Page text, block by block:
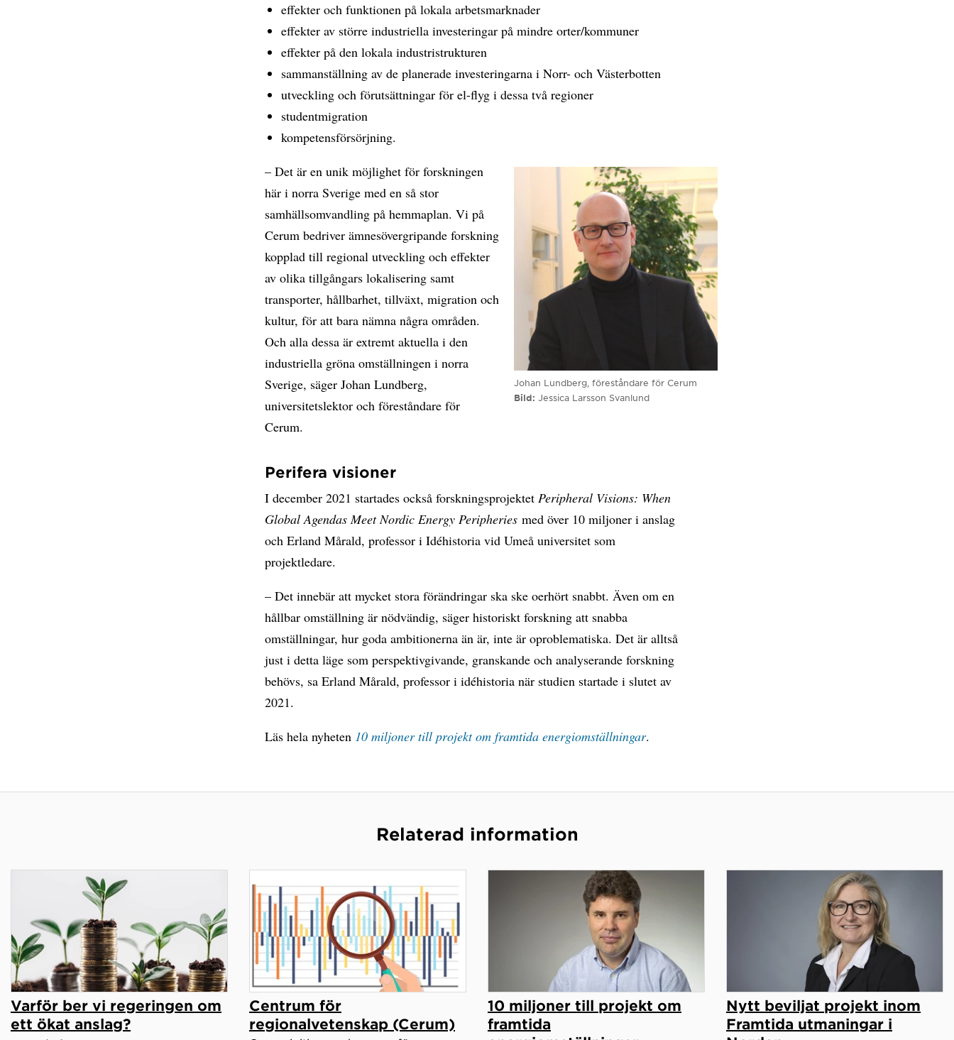
effekter och funktionen på lokala arbetsmarknader
effekter av större industriella investeringar på mindre orter/kommuner
effekter på den lokala industristrukturen
sammanställning av de planerade investeringarna i Norr- och Västerbotten
utveckling och förutsättningar för el-flyg i dessa två regioner
studentmigration
kompetensförsörjning.
Johan Lundberg, föreståndare för Cerum
Bild Jessica Larsson Svanlund
– Det är en unik möjlighet för forskningen
här i norra Sverige med en så stor
samhällsomvandling på hemmaplan. Vi på
Cerum bedriver ämnesövergripande forskning
kopplad till regional utveckling och effekter
av olika tillgångars lokalisering samt
transporter, hållbarhet, tillväxt, migration och
kultur, för att bara nämna några områden.
Och alla dessa är extremt aktuella i den
industriella gröna omställningen i norra
Sverige, säger Johan Lundberg,
universitetslektor och föreståndare för
Cerum.
Perifera visioner
I december 2021 startades också forskningsprojektetPeripheral Visions: When
Global Agendas Meet Nordic Energy Peripheries med över 10 miljoner i anslag
och Erland Mårald, professor i Idéhistoria vid Umeå universitet som
projektledare.
– Det innebär att mycket stora förändringar ska ske oerhört snabbt. Även om en
hållbar omställning är nödvändig, säger historiskt forskning att snabba
omställningar, hur goda ambitionerna än är, inte är oproblematiska. Det är alltså
just i detta läge som perspektivgivande, granskande och analyserande forskning
behövs, sa Erland Mårald, professor i idéhistoria när studien startade i slutet av
2021.
Läs hela nyheten 10 miljoner till projekt om framtida energiomställningar.
Relaterad information
Varför ber vi regeringen om
ett ökat anslag?
Centrum för
regionalvetenskap (Cerum)
10 miljoner till projekt om
framtida
Nytt beviljat projekt inom
Framtida utmaningar i